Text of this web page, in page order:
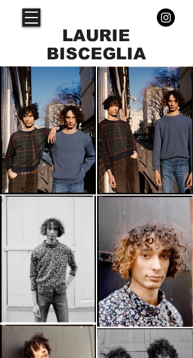
LAURIE
BISCEGLIA